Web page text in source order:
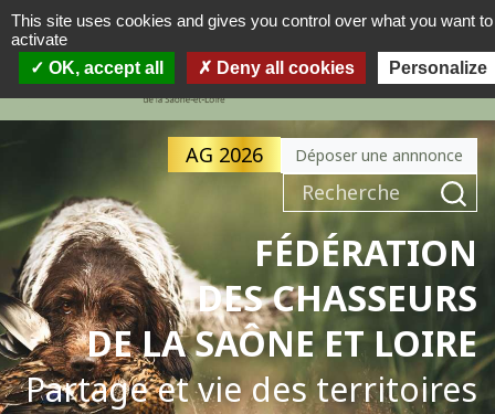
MENU
AG 2026 Déposer une annnonce
FÉDÉRATION
DES CHASSEURS
DE LA SAÔNE ET LOIRE
Partage et vie des territoires
This site uses cookies and gives you control over what you want to
activate
OK, accept all
Deny all cookies Personalize